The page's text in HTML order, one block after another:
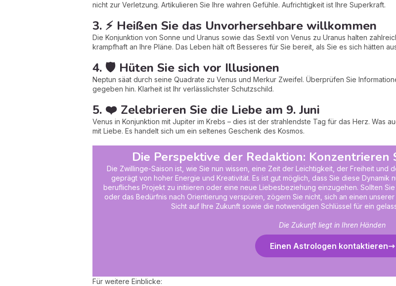
nicht zur Verletzung. Artikulieren Sie Ihre wahren Gefühle. Aufrichtigkeit ist Ihre Superkraft.
3. ⚡ Heißen Sie das Unvorhersehbare willkommen
Die Konjunktion von Sonne und Uranus sowie das Sextil von Venus zu Uranus halten
krampfhaft an Ihre Pläne. Das Leben hält oft Besseres für Sie bereit, als Sie es sich hätten
4. 🛡️ Hüten Sie sich vor Illusionen
Neptun säat durch seine Quadrate zu Venus und Merkur Zweifel. Überprüfen Sie
gegeben hin. Klarheit ist Ihr verlässlichster Schutzschild.
5. ❤️ Zelebrieren Sie die Liebe am 9. Juni
Venus in Konjunktion mit Jupiter im Krebs – dies ist der strahlendste Tag für das Herz. Was
mit Liebe. Es handelt sich um ein seltenes Geschenk des Kosmos.
Die Perspektive der Redaktion: Konzentrieren
Die Zwillinge-Saison ist, wie Sie nun wissen, eine Zeit der Leichtigkeit, der Freiheit und
geprägt von hoher Energie und Kreativität. Es ist gut möglich, dass Sie diese
berufliches Projekt zu initiieren oder eine neue Liebesbeziehung einzugehen. Sollten
oder das Bedürfnis nach Orientierung verspüren, zögern Sie nicht, sich an einen
Sicht auf Ihre Zukunft sowie die notwendigen Schlüssel für ein
Die Zukunft liegt in Ihren Händen
Einen Astrologen kontaktieren
Für weitere Einblicke: